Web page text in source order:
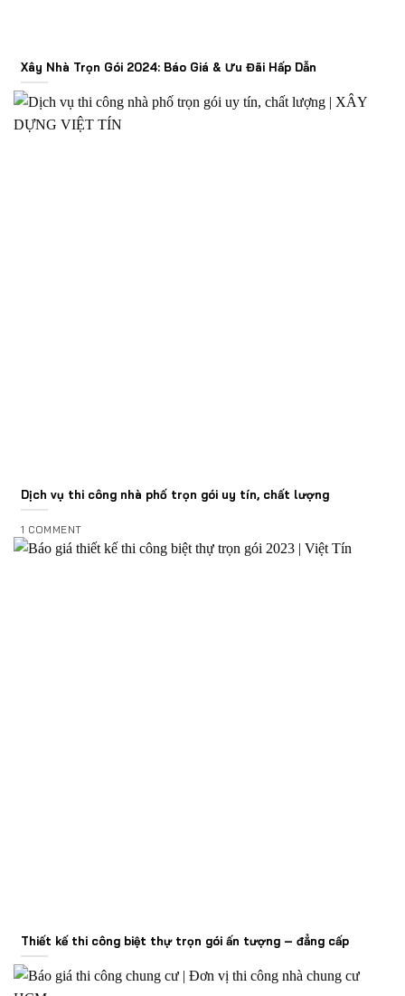
Xây Nhà Trọn Gói 2024: Báo Giá & Ưu Đãi Hấp Dẫn
Dịch vụ thi công nhà phố trọn gói uy tín, chất lượng
1 COMMENT
Thiết kế thi công biệt thự trọn gói ấn tượng – đẳng cấp